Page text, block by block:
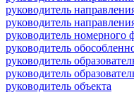
руководитель
руководитель
руководитель номерного
руководитель
руководитель
руководитель
руководитель объекта